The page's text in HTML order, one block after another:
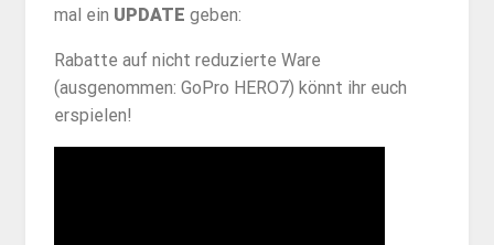
mal ein UPDATE geben:
Rabatte auf nicht reduzierte Ware
(ausgenommen: GoPro HERO7) könnt ihr euch
erspielen!